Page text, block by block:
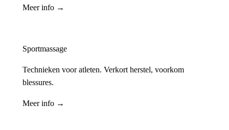
Meer info →
Sportmassage
Technieken voor atleten. Verkort herstel, voorkom
blessures.
Meer info →